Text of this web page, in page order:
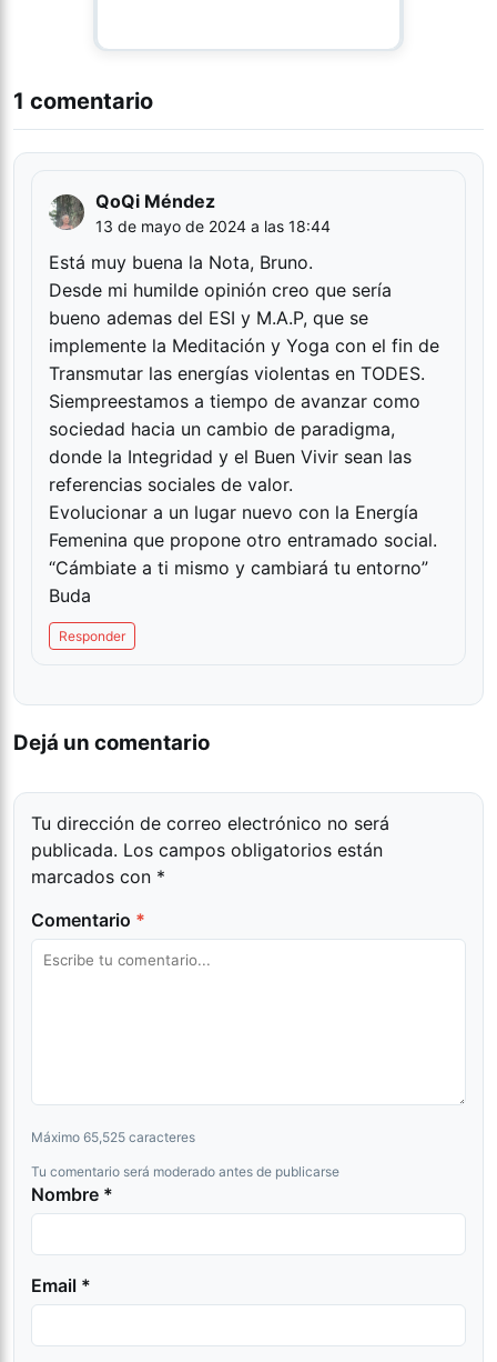
1 comentario
QoQi Méndez
13 de mayo de 2024 a las 18:44
Está muy buena la Nota, Bruno.
Desde mi humilde opinión creo que sería
bueno ademas del ESI y M.A.P, que se
implemente la Meditación y Yoga con el fin de
Transmutar las energías violentas en TODES.
Siempreestamos a tiempo de avanzar como
sociedad hacia un cambio de paradigma,
donde la Integridad y el Buen Vivir sean las
referencias sociales de valor.
Evolucionar a un lugar nuevo con la Energía
Femenina que propone otro entramado social.
“Cámbiate a ti mismo y cambiará tu entorno”
Buda
Responder
Dejá un comentario
Tu dirección de correo electrónico no será
publicada. Los campos obligatorios están
marcados con *
Comentario *
Máximo 65,525 caracteres
Tu comentario será moderado antes de publicarse
Nombre *
Email *